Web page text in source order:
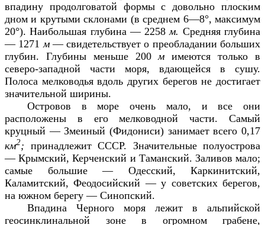
впадину продолговатой формы с довольно плоским
дном и крутыми склонами (в среднем 6—8°, максимум
20°). Наибольшая глубина — 2258 м. Средняя глубина
— 1271 м— свидетельствует о преобладании больших
глубин. Глубины меньше 200 мимеются только в
северо-западной части моря, вдающейся в сушу.
Полоса мелководья вдоль других берегов не достигает
значительной ширины.
Островов в море очень мало, и все они
расположены в его мелководной части. Самый
круцный — Змеиный (Фидониси) занимает всего 0,17
км2; принадлежит СССР. Значительные полуострова
— Крымский, Керченский и Таманский. Заливов мало;
самые большие — Одесский, Каркинитский,
Каламитский, Феодосийский — у советских берегов,
на южном берегу — Синопский.
Впадина Черного моря лежит в альпийской
геосинклинальной зоне в огромном грабене,